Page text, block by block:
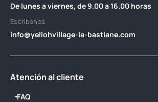
De lunes a viernes, de 9.00 a 16.00 horas
Escribenos
info@yellohvillage-la-bastiane.com
Atención al cliente
FAQ